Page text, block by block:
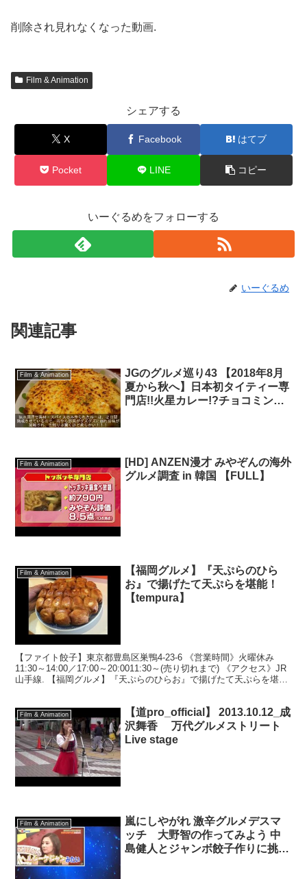
削除され見れなくなった動画.
Film & Animation
シェアする
X Facebook はてブ
Pocket LINE コピー
いーぐるめをフォローする
いーぐるめ
関連記事
Film & Animation
JGのグルメ巡り43 【2018年8月
夏から秋へ】日本初タイティー専
門店!!火星カレー!?チョコミント
Film & Animation
[HD] ANZEN漫才 みやぞんの海外
グルメ調査 in 韓国 【FULL】
Film & Animation
【福岡グルメ】『天ぷらのひら
お』で揚げたて天ぷらを堪能！
【tempura】
【ファイト餃子】東京都豊島区巣鴨4-23-6 《営業時間》火曜休み
11:30～14:00／17:00～20:0011:30～(売り切れまで) 《アクセス》JR
山手線. 【福岡グルメ】『天ぷらのひらお』で揚げたて天ぷらを堪
Film & Animation
【道pro_official】 2013.10.12_成
沢舞香 万代グルメストリート
Live stage
Film & Animation
嵐にしやがれ 激辛グルメデスマ
ッチ 大野智の作ってみよう 中
島健人とジャンボ餃子作りに挑